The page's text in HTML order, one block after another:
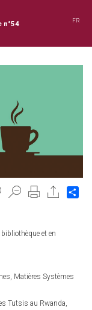
n°54 FR
et en
Matières Systèmes
Tutsis au Rwanda,